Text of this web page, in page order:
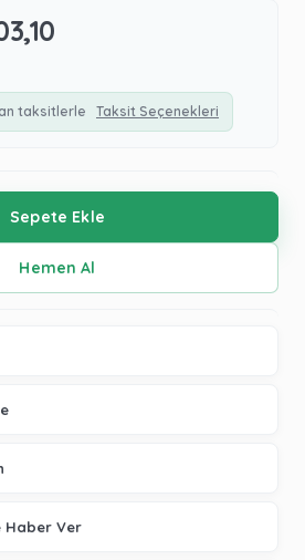
taksitlerle Taksit Seçenekleri
Haber Ver